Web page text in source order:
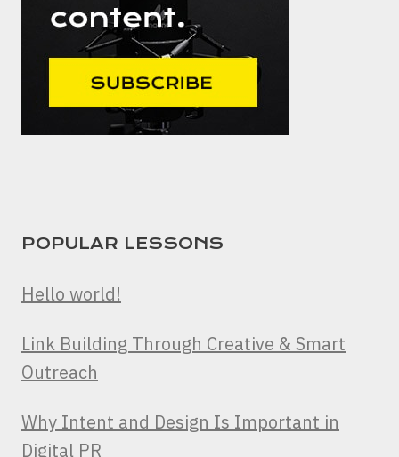
POPULAR LESSONS
Hello world!
Link Building Through Creative & Smart
Outreach
Why Intent and Design Is Important in
Digital PR